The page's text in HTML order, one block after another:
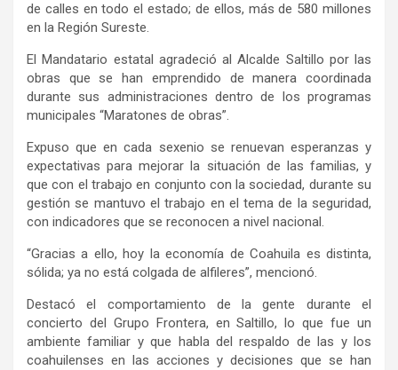
de calles en todo el estado; de ellos, más de 580 millones
en la Región Sureste.
El Mandatario estatal agradeció al Alcalde Saltillo por las
obras que se han emprendido de manera coordinada
durante sus administraciones dentro de los programas
municipales “Maratones de obras”.
Expuso que en cada sexenio se renuevan esperanzas y
expectativas para mejorar la situación de las familias, y
que con el trabajo en conjunto con la sociedad, durante su
gestión se mantuvo el trabajo en el tema de la seguridad,
con indicadores que se reconocen a nivel nacional.
“Gracias a ello, hoy la economía de Coahuila es distinta,
sólida; ya no está colgada de alfileres”, mencionó.
Destacó el comportamiento de la gente durante el
concierto del Grupo Frontera, en Saltillo, lo que fue un
ambiente familiar y que habla del respaldo de las y los
coahuilenses en las acciones y decisiones que se han